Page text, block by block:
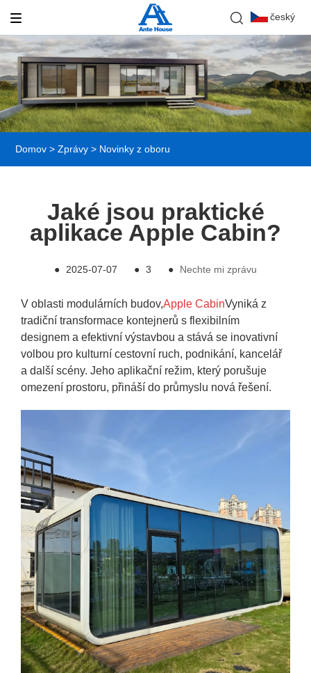
český
Domov > Zprávy > Novinky z oboru
Jaké jsou praktické
aplikace Apple Cabin?
● 2025-07-07 ● 3 ● Nechte mi zprávu
V oblasti modulárních budov,Apple CabinVyniká z
tradiční transformace kontejnerů s flexibilním
designem a efektivní výstavbou a stává se inovativní
volbou pro kulturní cestovní ruch, podnikání, kancelář
a další scény. Jeho aplikační režim, který porušuje
omezení prostoru, přináší do průmyslu nová řešení.